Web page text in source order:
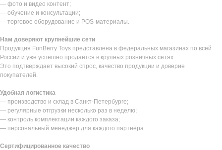
— фото и видео контент;
— обучение и консультации;
— торговое оборудование и POS-материалы.
Нам доверяют крупнейшие сети
Продукция FunBerry Toys представлена в федеральных магазинах по всей
России и уже успешно продаётся в крупных розничных сетях.
Это подтверждает высокий спрос, качество продукции и доверие
покупателей.
Удобная логистика
— производство и склад в Санкт-Петербурге;
— регулярные отгрузки несколько раз в неделю;
— контроль комплектации каждого заказа;
— персональный менеджер для каждого партнёра.
Сертифицированное качество